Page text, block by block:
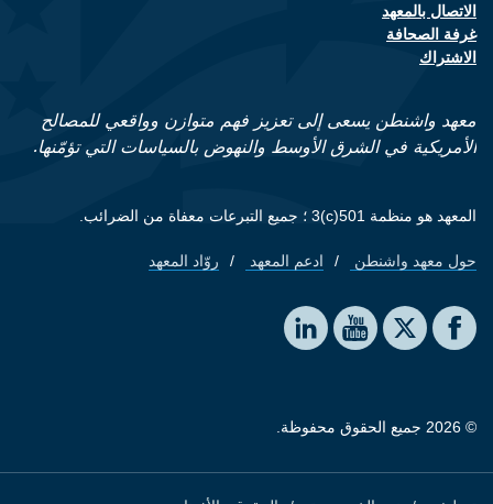
Footer contact links
الاتصال بالمعهد
غرفة الصحافة
الاشتراك
معهد واشنطن يسعى إلى تعزيز فهم متوازن وواقعي للمصالح
الأمريكية في الشرق الأوسط والنهوض بالسياسات التي تؤمّنها.
المعهد هو منظمة 501(c)3 ؛ جميع التبرعات معفاة من الضرائب.
Footer quick links
حول معهد واشنطن ادعم المعهد روّاد المعهد
Social media
The Washington Institute on Facebook
The Washington Institute on X
The Washington Institute on YouTube
The Washington Institute on LinkedIn
© 2026 جميع الحقوق محفوظة.